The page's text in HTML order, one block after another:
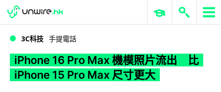
WWDC 2026 ERP 與商業 AI
3C科技 手提電話
iPhone 16 Pro Max 機模照片流出 比
iPhone 15 Pro Max 尺寸更大